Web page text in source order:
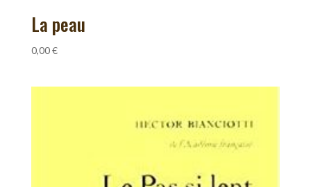
La peau
0,00€